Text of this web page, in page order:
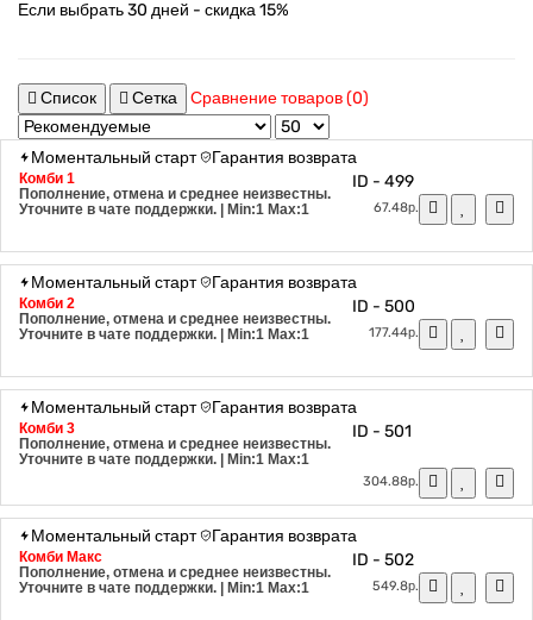
Список Сетка
Моментальный старт Гарантия возврата
Комби 1
Пополнение, отмена и среднее неизвестны.
Уточните в чате поддержки. | Min:1 Max:1
ID - 499
67.48р.
Моментальный старт Гарантия возврата
Комби 2
Пополнение, отмена и среднее неизвестны.
Уточните в чате поддержки. | Min:1 Max:1
ID - 500
177.44р.
Моментальный старт Гарантия возврата
Комби 3
Пополнение, отмена и среднее неизвестны.
Уточните в чате поддержки. | Min:1 Max:1
ID - 501
Моментальный старт Гарантия возврата
Комби Макс
Пополнение, отмена и среднее неизвестны.
Уточните в чате поддержки. | Min:1 Max:1
ID - 502
549.8р.